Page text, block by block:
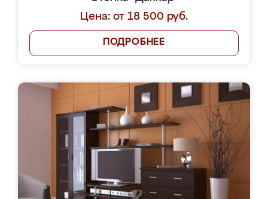
Цена: от 18 500 руб.
ПОДРОБНЕЕ